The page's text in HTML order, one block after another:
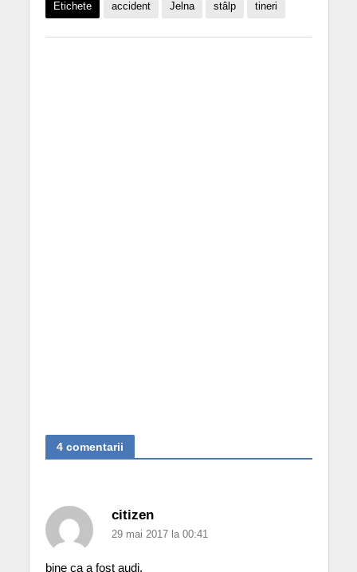
Etichete accident Jelna stâlp tineri
4 comentarii
citizen
29 mai 2017 la 00:41
bine ca a fost audi.